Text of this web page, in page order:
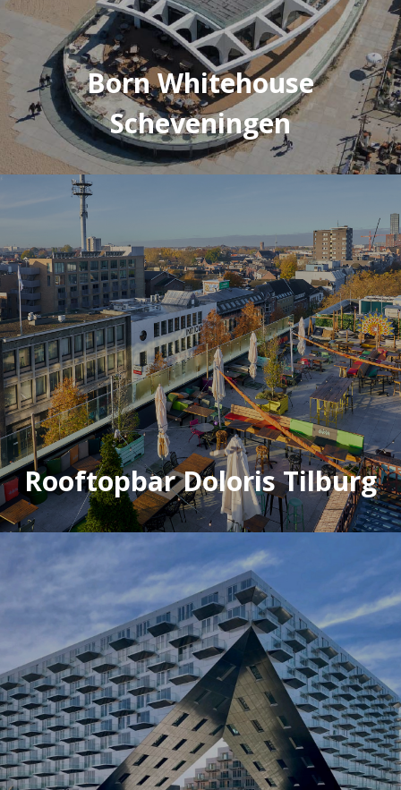
Born Whitehouse
Scheveningen
Rooftopbar Doloris Tilburg